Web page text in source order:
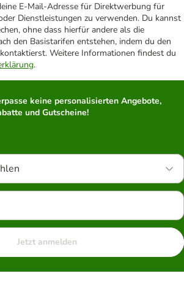
E-Mail-Adresse für Direktwerbung für
Dienstleistungen zu verwenden. Du kannst
ohne dass hierfür andere als die
den Basistarifen entstehen, indem du den
Weitere Informationen findest du
.
keine personalisierten Angebote,
und Gutscheine!
Jetzt anmelden